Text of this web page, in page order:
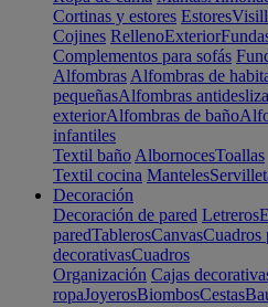
Cortinas y estores Estores
Cojines RellenoExterior
Complementos para sofás
Alfombras Alfombras de
pequeñasAlfombras
exteriorAlfombras de baño
infantiles
Textil baño AlbornocesToallas
Textil cocina Manteles
Decoración
Decoración de pared Letreros
paredTablerosCanvasCuadros
decorativasCuadros
Organización Cajas
ropaJoyerosBiombosCestas